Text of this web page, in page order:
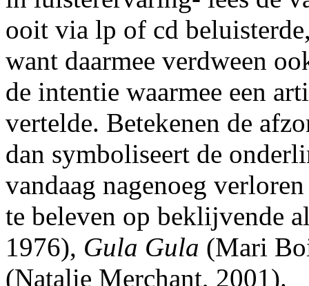
ooit via lp of cd
want daarmee verdween
de intentie waarmee een
vertelde. Betekenen de
dan symboliseert de
vandaag nagenoeg
te beleven op beklijvende
1976), Gula Gula (Mari
(Natalie Merchant, 2001).